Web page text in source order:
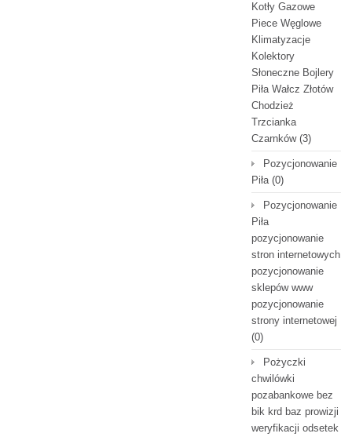
Kotły Gazowe
Piece Węglowe
Klimatyzacje
Kolektory
Słoneczne Bojlery
Piła Wałcz Złotów
Chodzież
Trzcianka
Czarnków(3)
Pozycjonowanie
Piła(0)
Pozycjonowanie
Piła
pozycjonowanie
stron internetowych
pozycjonowanie
sklepów www
pozycjonowanie
strony internetowej
(0)
Pożyczki
chwilówki
pozabankowe bez
bik krd baz prowizji
weryfikacji odsetek